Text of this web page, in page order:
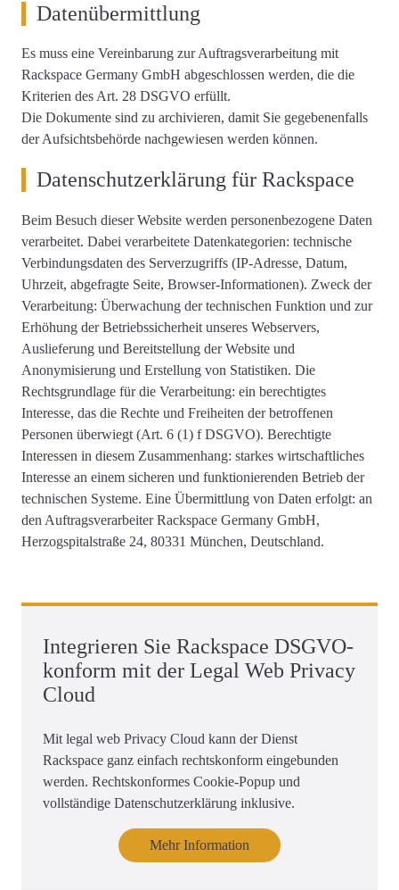
Datenübermittlung
Es muss eine Vereinbarung zur Auftragsverarbeitung mit
Rackspace Germany GmbH abgeschlossen werden, die die
Kriterien des Art. 28 DSGVO erfüllt.
Die Dokumente sind zu archivieren, damit Sie gegebenenfalls
der Aufsichtsbehörde nachgewiesen werden können.
Datenschutzerklärung für Rackspace
Beim Besuch dieser Website werden personenbezogene Daten
verarbeitet. Dabei verarbeitete Datenkategorien: technische
Verbindungsdaten des Serverzugriffs (IP-Adresse, Datum,
Uhrzeit, abgefragte Seite, Browser-Informationen). Zweck der
Verarbeitung: Überwachung der technischen Funktion und zur
Erhöhung der Betriebssicherheit unseres Webservers,
Auslieferung und Bereitstellung der Website und
Anonymisierung und Erstellung von Statistiken. Die
Rechtsgrundlage für die Verarbeitung: ein berechtigtes
Interesse, das die Rechte und Freiheiten der betroffenen
Personen überwiegt (Art. 6 (1) f DSGVO). Berechtigte
Interessen in diesem Zusammenhang: starkes wirtschaftliches
Interesse an einem sicheren und funktionierenden Betrieb der
technischen Systeme. Eine Übermittlung von Daten erfolgt: an
den Auftragsverarbeiter Rackspace Germany GmbH,
Herzogspitalstraße 24, 80331 München, Deutschland.
Integrieren Sie Rackspace DSGVO-
konform mit der Legal Web Privacy
Cloud
Mit legal web Privacy Cloud kann der Dienst
Rackspace ganz einfach rechtskonform eingebunden
werden. Rechtskonformes Cookie-Popup und
vollständige Datenschutzerklärung inklusive.
Mehr Information